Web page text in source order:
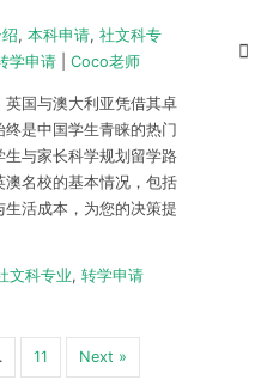
, 本科申请, 社文科专
学申请 Coco老师
国与澳大利亚凭借其卓
是中国学生青睐的热门
生与家长科学规划留学路
名校的基本情况，包括
活成本，为您的决策提
文科专业, 转学申请
11 Next »